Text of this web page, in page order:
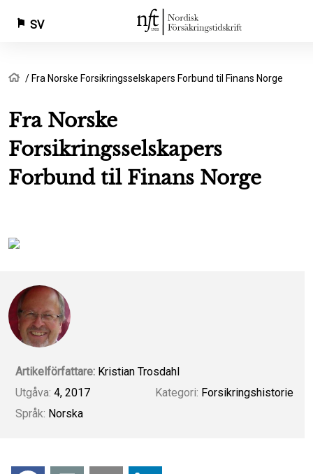
Hoppa
huvudinnehåll
SV
Länkstig
Hem
Fra Norske Forsikringsselskapers Forbund til Finans Norge
Fra Norske
Forsikringsselskapers
Forbund til Finans Norge
Artikelförfattare: Kristian Trosdahl
Utgåva: 4, 2017
Språk: Norska
Kategori: Forsikringshistorie